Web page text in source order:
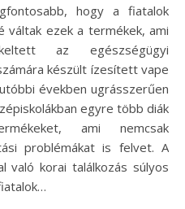
hogy a fiatalok
ezek a termékek, ami
az egészségügyi
készült ízesített vape
években ugrásszerűen
egyre több diák
ami nemcsak
problémákat is felvet. A
való korai találkozás súlyos